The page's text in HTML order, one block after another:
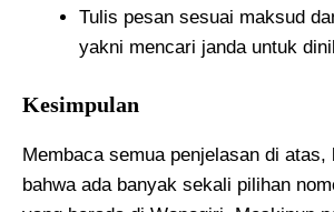
Tulis pesan sesuai maksud
yakni mencari janda untuk
Kesimpulan
Membaca semua penjelasan di
bahwa ada banyak sekali pilihan